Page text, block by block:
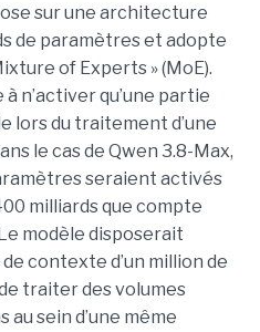
sur une architecture
de paramètres et adopte
of Experts » (MoE).
n’activer qu’une partie
lors du traitement d’une
le cas de Qwen 3.8-Max,
seraient activés
milliards que compte
modèle disposerait
contexte d’un million de
traiter des volumes
sein d’une même